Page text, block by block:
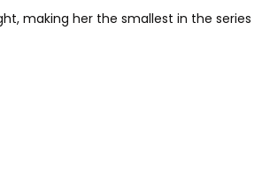
making her the smallest in the series